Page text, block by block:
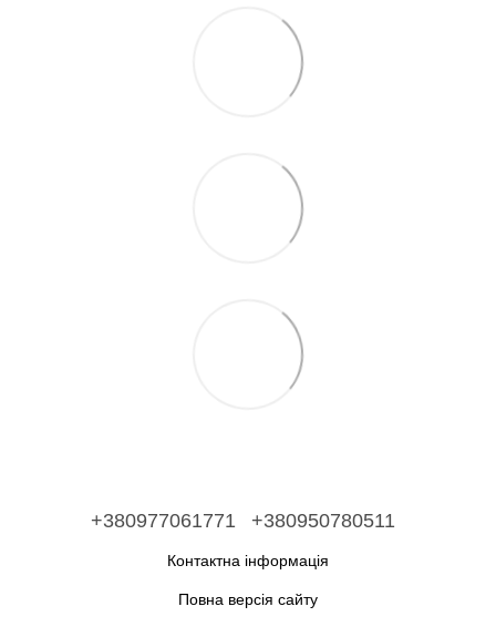
+380977061771 +380950780511
Контактна інформація
Повна версія сайту